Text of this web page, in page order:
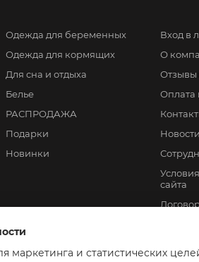
Одежда для беременных
Одежда для кормящих
Для сна и отдыха
Белье
РАСПРОДАЖА
Подарки
Новинки
Вход в
О
Отзывы
Оплата
сайта
маркетинга и статистических